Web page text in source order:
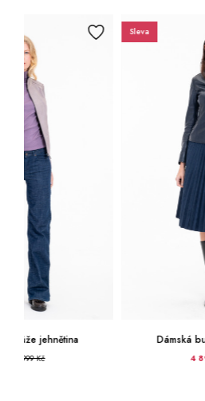
Dámská bunda kůže jehnětina